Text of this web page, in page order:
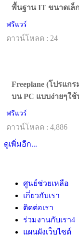
พื้นฐาน IT ขนาดเล็
ฟรีแวร์
ดาวน์โหลด : 24
Freeplane (โปรแก
บน PC แบบง่ายๆใช้
ฟรีแวร์
ดาวน์โหลด : 4,886
ดูเพิ่มอีก...
ศูนย์ช่วยเหลือ
เกี่ยวกับเรา
ติดต่อเรา
ร่วมงานกับเรา4
แผนผังเว็บไซต์